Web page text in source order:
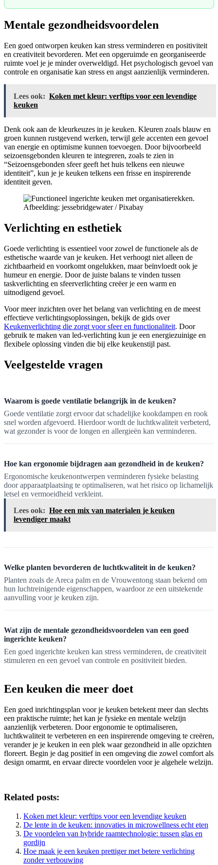
Mentale gezondheidsvoordelen
Een goed ontworpen keuken kan stress verminderen en positiviteit
en creativiteit bevorderen. Met een opgeruimde en georganiseerde
ruimte voel je je minder overweldigd. Het psychologisch gevoel van
controle en organisatie kan stress en angst aanzienlijk verminderen.
Lees ook: Koken met kleur: verftips voor een levendige
keuken
Denk ook aan de kleurkeuzes in je keuken. Kleuren zoals blauw en
groen kunnen rustgevend werken, terwijl gele accenten een gevoel
van energie en optimisme kunnen toevoegen. Door bijvoorbeeld
seizoensgebonden kleuren te integreren, zoals te zien in
“Seizoensgebonden sfeer geeft het huis telkens een nieuwe
identiteit”, kun je je keuken telkens een frisse en inspirerende
identiteit geven.
Afbeelding: jessebridgewater / Pixabay
Verlichting en esthetiek
Goede verlichting is essentieel voor zowel de functionele als de
esthetische waarde van je keuken. Het verhoogt niet alleen de
zichtbaarheid en voorkomt ongelukken, maar beïnvloedt ook je
humeur en energie. Door de juiste balans te vinden tussen
taskverlichting en sfeerverlichting creëer je een warm en
uitnodigend gevoel.
Voor meer inzichten over het belang van verlichting en de meest
effectieve verlichtingsoplossingen, bekijk de gids over
Keukenverlichting die zorgt voor sfeer en functionaliteit. Door
gebruik te maken van led-verlichting kun je een energiezuinige en
flexibele oplossing vinden die bij elke keukenstijl past.
Veelgestelde vragen
Waarom is goede ventilatie belangrijk in de keuken?
Goede ventilatie zorgt ervoor dat schadelijke kookdampen en rook
snel worden afgevoerd. Hierdoor wordt de luchtkwaliteit verbeterd,
wat gezonder is voor de longen en allergieën kan verminderen.
Hoe kan ergonomie bijdragen aan gezondheid in de keuken?
Ergonomische keukenontwerpen verminderen fysieke belasting
door apparaatplaatsing te optimaliseren, wat het risico op lichamelijk
letsel en vermoeidheid verkleint.
Lees ook: Hoe een mix van materialen je keuken
levendiger maakt
Welke planten bevorderen de luchtkwaliteit in de keuken?
Planten zoals de Areca palm en de Vrouwentong staan bekend om
hun luchtreinigende eigenschappen, waardoor ze een uitstekende
aanvulling voor je keuken zijn.
Wat zijn de mentale gezondheidsvoordelen van een goed
ingerichte keuken?
Een goed ingerichte keuken kan stress verminderen, de creativiteit
stimuleren en een gevoel van controle en positiviteit bieden.
Een keuken die meer doet
Een goed inrichtingsplan voor je keuken betekent meer dan slechts
een praktische ruimte; het kan je fysieke en mentale welzijn
aanzienlijk verbeteren. Door ergonomie te optimaliseren,
luchtkwaliteit te verbeteren en een inspirerende omgeving te creëren,
verander je je keuken in een plek waar gezondheid in alle opzichten
floreert. Begin je dag positief in een omgeving die zowel comfort als
design omarmt, en ervaar directe voordelen voor je algehele welzijn.
Related posts:
Koken met kleur: verftips voor een levendige keuken
De lente in de keuken: innovaties in microwellness echt eten
De voordelen van hybride raamtechnologie: tussen glas en
gordijn
Hoe maak je een keuken prettiger met betere verlichting
zonder verbouwing